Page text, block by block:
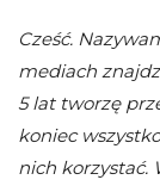
Cześć.
mediach
5 lat tworzę
koniec
nich korzystać.